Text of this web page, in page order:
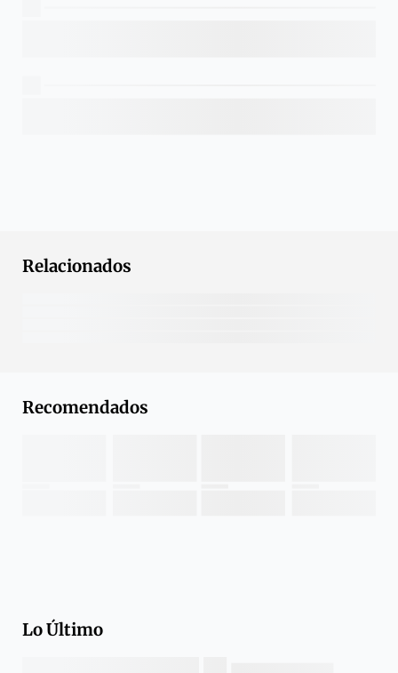
Relacionados
Recomendados
Lo Último